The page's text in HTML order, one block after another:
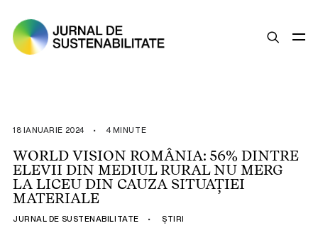
ȘTIRI
OPINII
ESG
LEGISLAȚIE
BUNE PRACTICI
18 IANUARIE 2024 • 4 MINUTE
WORLD VISION ROMÂNIA: 56% DINTRE
ELEVII DIN MEDIUL RURAL NU MERG
LA LICEU DIN CAUZA SITUAȚIEI
MATERIALE
JURNAL DE SUSTENABILITATE • ȘTIRI